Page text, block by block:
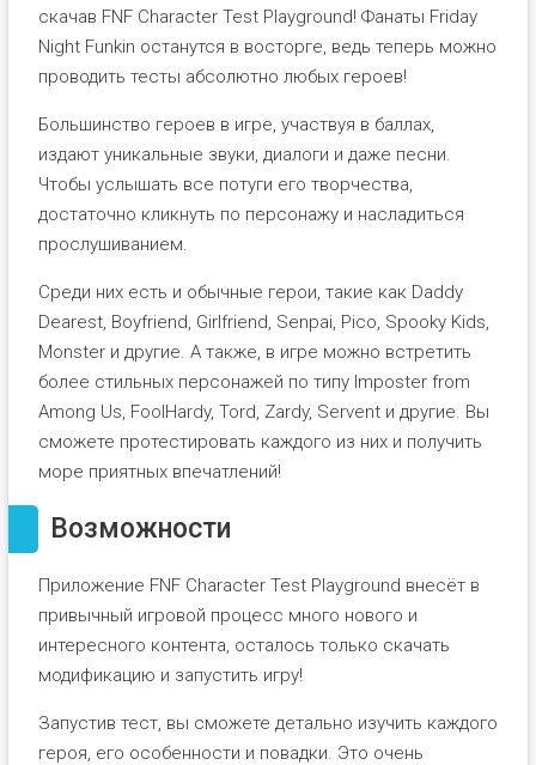
скачав FNF Character Test Playground! Фанаты Friday
Night Funkin останутся в восторге, ведь теперь можно
проводить тесты абсолютно любых героев!
Большинство героев в игре, участвуя в баллах,
издают уникальные звуки, диалоги и даже песни.
Чтобы услышать все потуги его творчества,
достаточно кликнуть по персонажу и насладиться
прослушиванием.
Среди них есть и обычные герои, такие как Daddy
Dearest, Boyfriend, Girlfriend, Senpai, Pico, Spooky Kids,
Monster и другие. А также, в игре можно встретить
более стильных персонажей по типу Imposter from
Among Us, FoolHardy, Tord, Zardy, Servent и другие. Вы
сможете протестировать каждого из них и получить
море приятных впечатлений!
Возможности
Приложение FNF Character Test Playground внесёт в
привычный игровой процесс много нового и
интересного контента, осталось только скачать
модификацию и запустить игру!
Запустив тест, вы сможете детально изучить каждого
героя, его особенности и повадки. Это очень